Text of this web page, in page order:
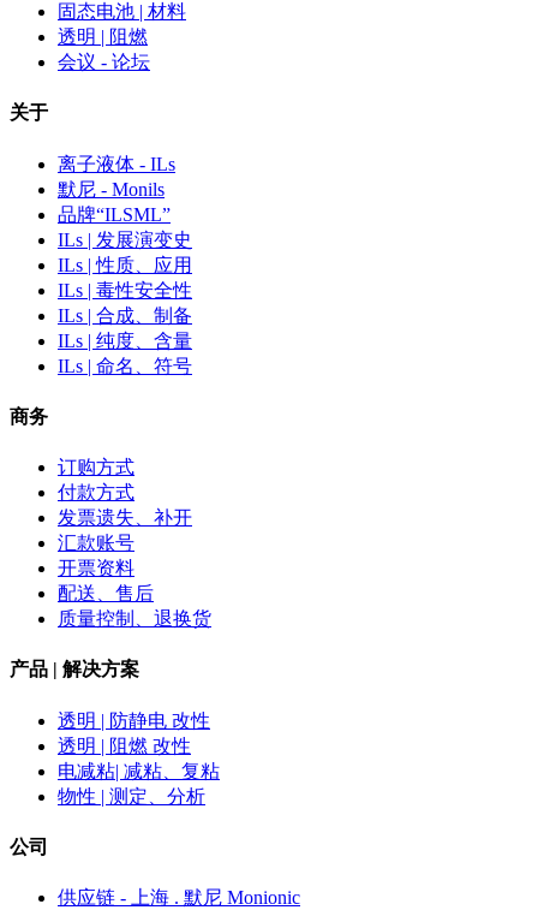
固态电池 | 材料
透明 | 阻燃
会议 - 论坛
关于
离子液体 - ILs
默尼 - Monils
品牌“ILSML”
ILs | 发展演变史
ILs | 性质、应用
ILs | 毒性安全性
ILs | 合成、制备
ILs | 纯度、含量
ILs | 命名、符号
商务
订购方式
付款方式
发票遗失、补开
汇款账号
开票资料
配送、售后
质量控制、退换货
产品 | 解决方案
透明 | 防静电 改性
透明 | 阻燃 改性
电减粘| 减粘、复粘
物性 | 测定、分析
公司
供应链 - 上海 . 默尼 Monionic